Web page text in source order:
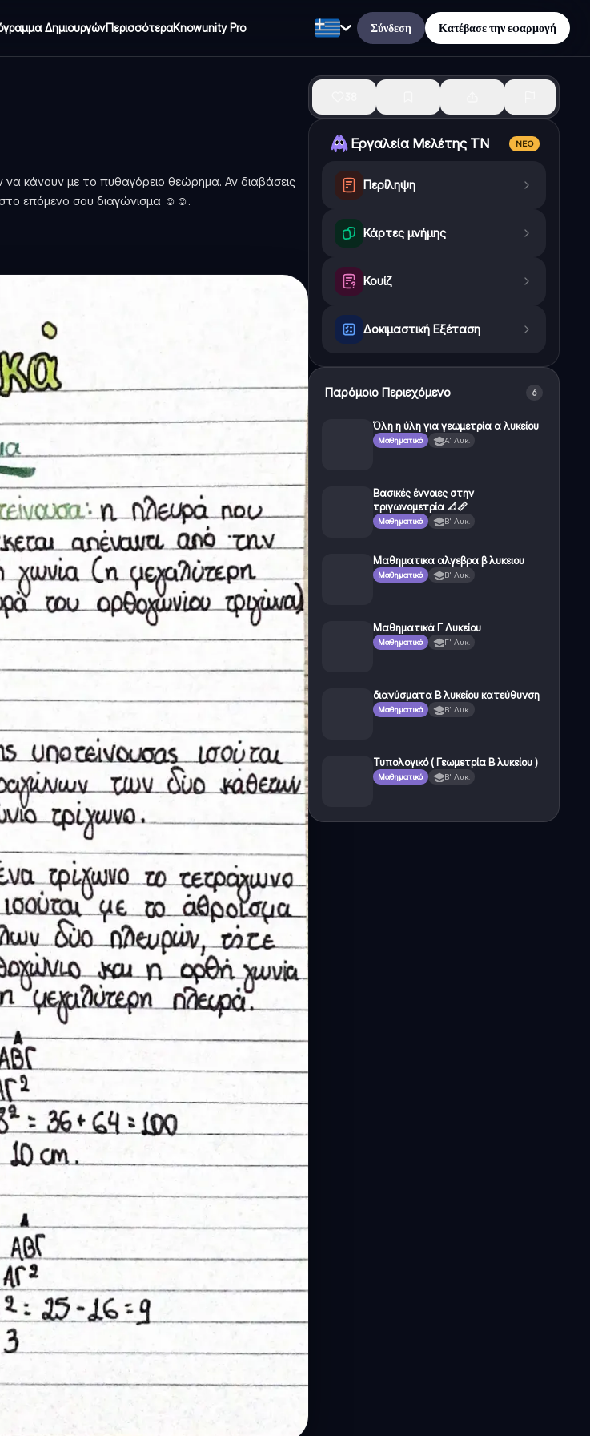
ΔημιουργώνΠερισσότεραKnowunity Pro Σύνδεση Κατέβασε την εφαρμογή
να κάνουν με το πυθαγόρειο θεώρημα. Αν διαβάσεις
στο επόμενο σου διαγώνισμα ☺️☺️.
Εργαλεία Μελέτης ΤΝ ΝΈΟ
Περίληψη
Κάρτες μνήμης
Κουίζ
Δοκιμαστική Εξέταση
Παρόμοιο Περιεχόμενο 6
Όλη η ύλη για γεωμετρία α λυκείου
Μαθηματικά Α' Λυκ.
Βασικές έννοιες στην
τριγωνομετρία 📐📏
Μαθηματικά Β' Λυκ.
Μαθηματικα αλγεβρα β λυκειου
Μαθηματικά Β' Λυκ.
Μαθηματικά Γ Λυκείου
Μαθηματικά Γ' Λυκ.
διανύσματα Β λυκείου κατεύθυνση
Μαθηματικά Β' Λυκ.
Τυπολογικό ( Γεωμετρία Β λυκείου )
Μαθηματικά Β' Λυκ.